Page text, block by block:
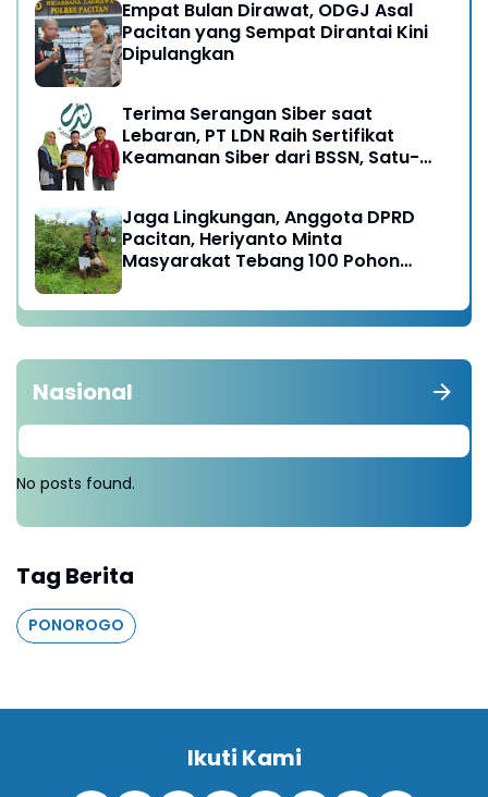
Empat Bulan Dirawat, ODGJ Asal
Pacitan yang Sempat Dirantai Kini
Dipulangkan
Terima Serangan Siber saat
Lebaran, PT LDN Raih Sertifikat
Keamanan Siber dari BSSN, Satu-
Jaga Lingkungan, Anggota DPRD
Pacitan, Heriyanto Minta
Masyarakat Tebang 100 Pohon
Nasional
No posts found.
Tag Berita
PONOROGO
Ikuti Kami